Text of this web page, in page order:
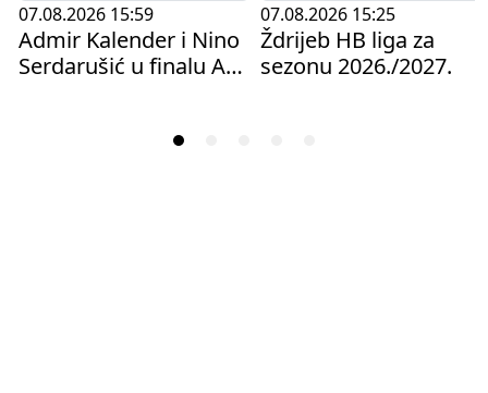
07.08.2026 15:59
Admir Kalender i Nino
Serdarušić u finalu ATP
07.08.2026 15:25
Ždrijeb HB liga za
sezonu 2026./2027.